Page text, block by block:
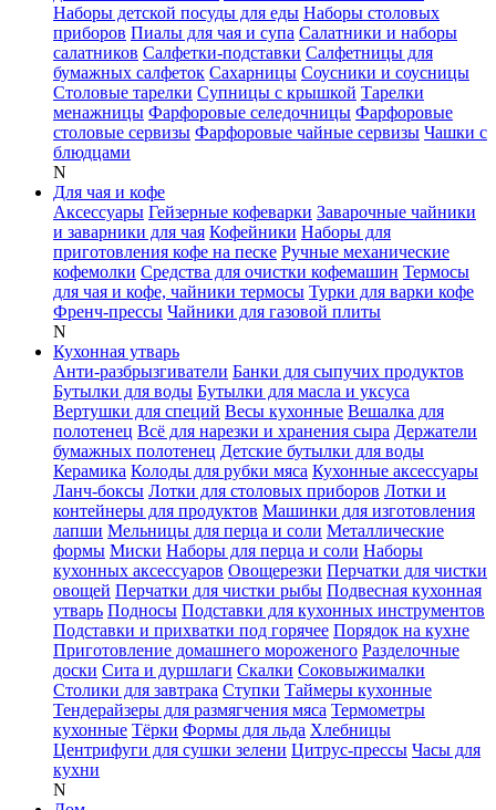
Наборы детской посуды для еды Наборы столовых
приборов Пиалы для чая и супа Салатники и наборы
салатников Салфетки-подставки Салфетницы для
бумажных салфеток Сахарницы Соусники и соусницы
Столовые тарелки Супницы с крышкой Тарелки
менажницы Фарфоровые селедочницы Фарфоровые
столовые сервизы Фарфоровые чайные сервизы Чашки с
блюдцами
N
Для чая и кофе
Аксессуары Гейзерные кофеварки Заварочные чайники
и заварники для чая Кофейники Наборы для
приготовления кофе на песке Ручные механические
кофемолки Средства для очистки кофемашин Термосы
для чая и кофе, чайники термосы Турки для варки кофе
Френч-прессы Чайники для газовой плиты
N
Кухонная утварь
Анти-разбрызгиватели Банки для сыпучих продуктов
Бутылки для воды Бутылки для масла и уксуса
Вертушки для специй Весы кухонные Вешалка для
полотенец Всё для нарезки и хранения сыра Держатели
бумажных полотенец Детские бутылки для воды
Керамика Колоды для рубки мяса Кухонные аксессуары
Ланч-боксы Лотки для столовых приборов Лотки и
контейнеры для продуктов Машинки для изготовления
лапши Мельницы для перца и соли Металлические
формы Миски Наборы для перца и соли Наборы
кухонных аксессуаров Овощерезки Перчатки для чистки
овощей Перчатки для чистки рыбы Подвесная кухонная
утварь Подносы Подставки для кухонных инструментов
Подставки и прихватки под горячее Порядок на кухне
Приготовление домашнего мороженого Разделочные
доски Сита и дуршлаги Скалки Соковыжималки
Столики для завтрака Ступки Таймеры кухонные
Тендерайзеры для размягчения мяса Термометры
кухонные Тёрки Формы для льда Хлебницы
Центрифуги для сушки зелени Цитрус-прессы Часы для
кухни
N